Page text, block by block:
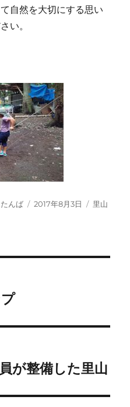
自然を大切にする思い
い。
んば
投
2017年8月3日
カ
里山
が整備した里山